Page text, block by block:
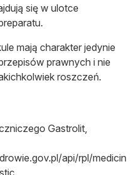
się w ulotce
mają charakter jedynie
prawnych i nie
roszczeń.
Gastrolit,
api/rpl/medicin